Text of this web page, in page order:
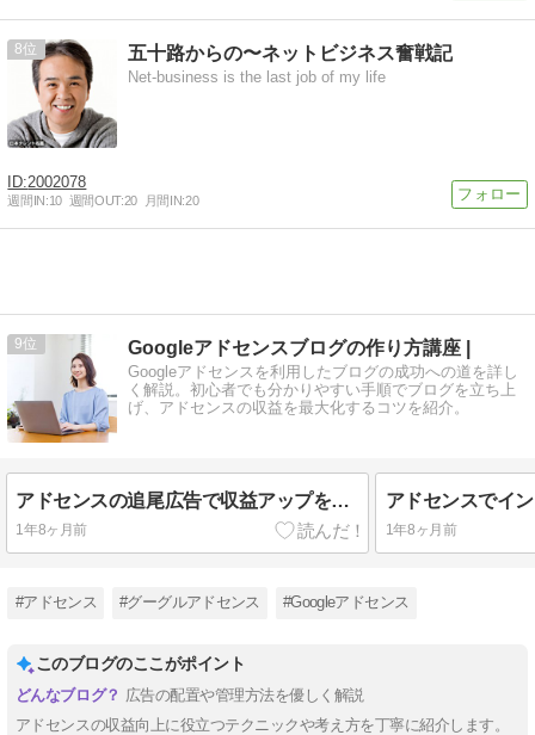
8 五十路からの〜ネットビジネス奮戦記
Net-business is the last job of my life
2002078
週間IN:10 週間OUT:20 月間IN:20
9 Googleアドセンスブログの作り方講座 |
Googleアドセンスを利用したブログの成功への道を詳し
く解説。初心者でも分かりやすい手順でブログを立ち上
げ、アドセンスの収益を最大化するコツを紹介。
アドセンスの追尾広告で収益アップを目指そう！
1年8ヶ月前 1年8ヶ月前
#アドセンス #グーグルアドセンス #Googleアドセンス
このブログのここがポイント
広告の配置や管理方法を優しく解説
アドセンスの収益向上に役立つテクニックや考え方を丁寧に紹介します。